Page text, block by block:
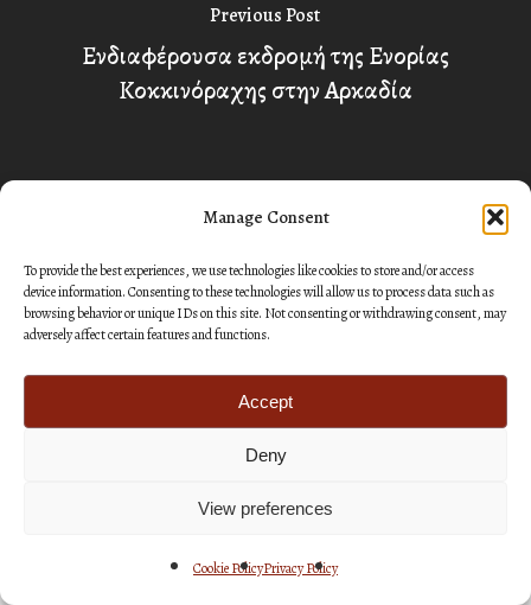
Manage Consent
To provide the best experiences, we use technologies like cookies to store and/or access
device information. Consenting to these technologies will allow us to process data such as
browsing behavior or unique IDs on this site. Not consenting or withdrawing consent, may
adversely affect certain features and functions.
Accept
Deny
View preferences
Cookie PolicyPrivacy Policy
Previous Post
Ενδιαφέρουσα εκδρομή της Ενορίας
Κοκκινόραχης στην Αρκαδία
Next Post
Μητροπολιτικό Ναό Ευαγγελιστρίας